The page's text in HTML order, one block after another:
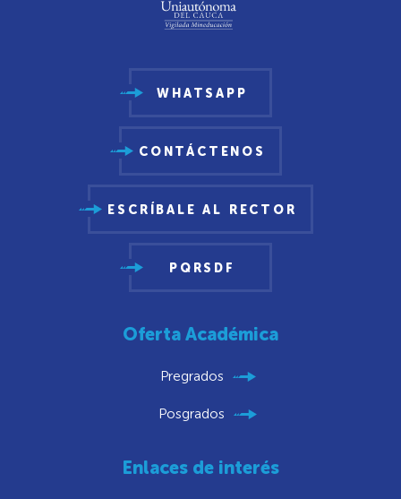
WHATSAPP
CONTÁCTENOS
ESCRÍBALE AL RECTOR
PQRSDF
Oferta Académica
Pregrados
Posgrados
Enlaces de interés